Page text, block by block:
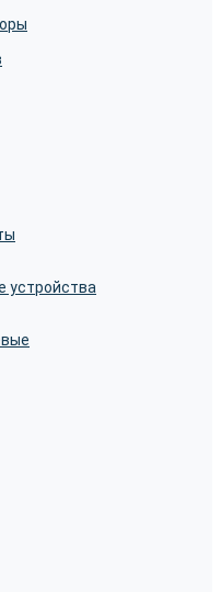
устройства